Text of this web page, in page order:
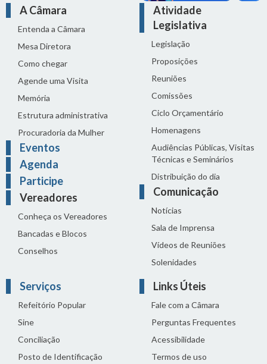
A Câmara
Entenda a Câmara
Mesa Diretora
Como chegar
Agende uma Visita
Memória
Estrutura administrativa
Procuradoria da Mulher
Eventos
Agenda
Participe
Vereadores
Conheça os Vereadores
Bancadas e Blocos
Conselhos
Atividade
Legislativa
Legislação
Proposições
Reuniões
Comissões
Ciclo Orçamentário
Homenagens
Audiências Públicas, Visitas
Técnicas e Seminários
Distribuição do dia
Comunicação
Notícias
Sala de Imprensa
Vídeos de Reuniões
Solenidades
Serviços
Refeitório Popular
Sine
Conciliação
Posto de Identificação
Links Úteis
Fale com a Câmara
Perguntas Frequentes
Acessibilidade
Termos de uso